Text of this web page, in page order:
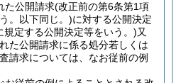
た公開請求(改正前の第6条第1項
。以下同じ。)に対する公開決定
定する公開決定等をいう。)又
た公開請求に係る処分若しくは
請求については、なお従前の例